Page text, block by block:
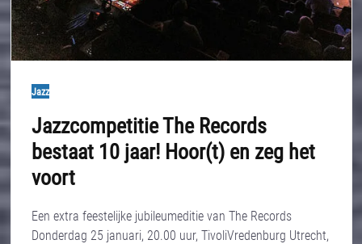
Jazz
Jazzcompetitie The Records
bestaat 10 jaar! Hoor(t) en zeg het
voort
Een extra feestelijke jubileumeditie van The Records
Donderdag 25 januari, 20.00 uur, TivoliVredenburg Utrecht,